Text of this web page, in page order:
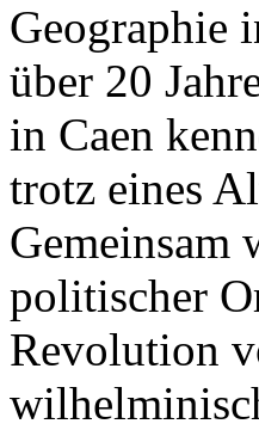
Geographie
über 20
in Caen
trotz eines
Gemeinsam
politischer
Revolution